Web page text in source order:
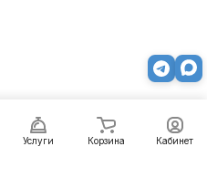
Услуги Корзина Кабинет